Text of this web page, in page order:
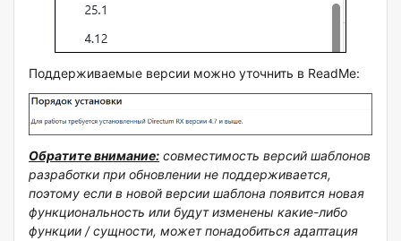
Поддерживаемые версии можно уточнить в ReadMe:
Обратите внимание: совместимость версий шаблонов
разработки при обновлении не поддерживается,
поэтому если в новой версии шаблона появится новая
функциональность или будут изменены какие-либо
функции / сущности, может понадобиться адаптация